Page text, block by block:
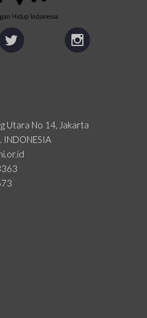
Utara No 14, Jakarta